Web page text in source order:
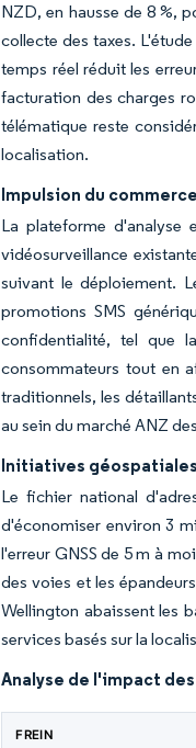
NZD, en hausse de 8 %,
collecte des taxes.
temps réel réduit les
facturation des charges
télématique reste
localisation.
Impulsion du
La plateforme d'analyse
vidéosurveillance
suivant le déploiement.
promotions SMS
confidentialité, tel que
consommateurs tout en
traditionnels, les
au sein du marché ANZ
Initiatives
Le fichier national
d'économiser environ 3
l'erreur GNSS de 5 m à
des voies et les
Wellington abaissent les
services basés sur la
Analyse de l'impact
FREIN